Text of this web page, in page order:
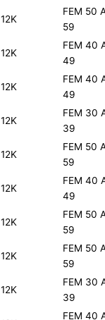
12K
FEM 50
59
12K
FEM 40
49
12K
FEM 40
49
12K
FEM 30
39
12K
FEM 50
59
12K
FEM 40
49
12K
FEM 50
59
12K
FEM 50
59
12K
FEM 30
39
FEM 40